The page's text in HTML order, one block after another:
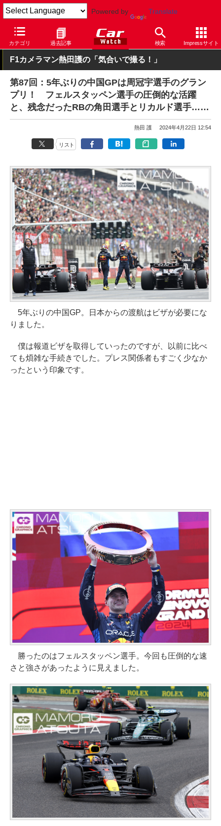
Powered by Translate
カテゴリ 過去記事 検索 Impressサイト
Car Watch モータースポーツ F1
F1カメラマン熱田護の「気合いで撮る！」
第87回：5年ぶりの中国GPは周冠宇選手のグラン
プリ！ フェルスタッペン選手の圧倒的な活躍
と、残念だったRBの角田選手とリカルド選手……
熱田 護 2024年4月22日 12:54
リスト
5年ぶりの中国GP。日本からの渡航はビザが必要にな
りました。
僕は報道ビザを取得していったのですが、以前に比べ
ても煩雑な手続きでした。プレス関係者もすごく少なか
ったという印象です。
勝ったのはフェルスタッペン選手。今回も圧倒的な速
さと強さがあったように見えました。